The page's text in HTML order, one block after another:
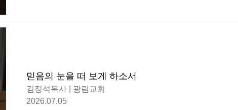
믿음의 눈을 떠 보게 하소서
김정석목사 | 광림교회
2026.07.05